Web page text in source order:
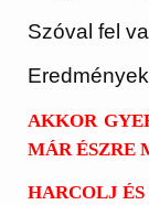
Szóval fel
AKKOR
MÁR ÉSZRE
HARCOLJ